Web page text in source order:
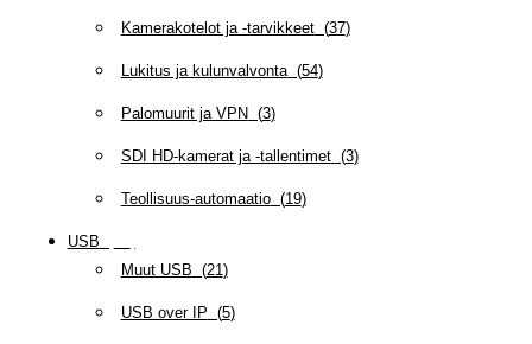
Kamerakotelot ja -tarvikkeet(37)
Lukitus ja kulunvalvonta(54)
Palomuurit ja VPN (3)
SDI HD-kamerat ja -tallentimet(3)
Teollisuus-automaatio(19)
USB
Muut USB (21 )
USB over IP (5)